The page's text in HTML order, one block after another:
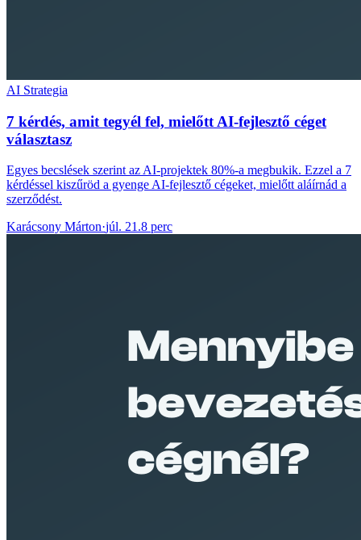
AI Strategia
7 kérdés, amit tegyél fel, mielőtt AI-fejlesztő céget
választasz
Egyes becslések szerint az AI-projektek 80%-a megbukik. Ezzel a 7
kérdéssel kiszűröd a gyenge AI-fejlesztő cégeket, mielőtt aláírnád a
szerződést.
Karácsony Márton·júl. 21.8 perc